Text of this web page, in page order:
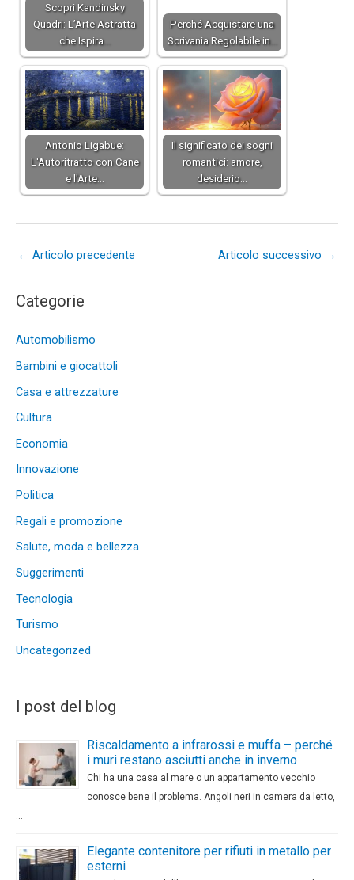
Scopri Kandinsky
Quadri: L’Arte Astratta
che Ispira…
Perché Acquistare una
Scrivania Regolabile in…
Antonio Ligabue:
L'Autoritratto con Cane
e l'Arte…
Il significato dei sogni
romantici: amore,
desiderio…
← Articolo precedente Articolo successivo →
Categorie
Automobilismo
Bambini e giocattoli
Casa e attrezzature
Cultura
Economia
Innovazione
Politica
Regali e promozione
Salute, moda e bellezza
Suggerimenti
Tecnologia
Turismo
Uncategorized
I post del blog
Riscaldamento a infrarossi e muffa – perché
i muri restano asciutti anche in inverno
Chi ha una casa al mare o un appartamento vecchio
conosce bene il problema. Angoli neri in camera da letto,
…
Elegante contenitore per rifiuti in metallo per
esterni